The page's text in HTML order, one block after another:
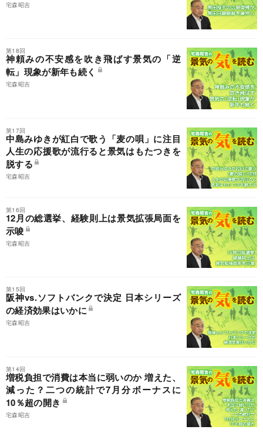
宅森昭吉
第18回
神頼みの不安感を吹き飛ばす景気の「逆
転」現象が新年も続く
宅森昭吉
第17回
中島みゆきが紅白で歌う「麦の唄」に注目
人生の応援歌が流行ると景気はもたつきを
脱する
宅森昭吉
第16回
12月の総選挙、経験則上は景気拡張局面を
示唆
宅森昭吉
第15回
阪神vs.ソフトバンクで決定 日本シリーズ
の経済効果はいかに
宅森昭吉
第14回
増税負担で消費は本当に弱いのか 増えた、
減った？二つの統計で7月分ボーナスに
10％超の開き
宅森昭吉